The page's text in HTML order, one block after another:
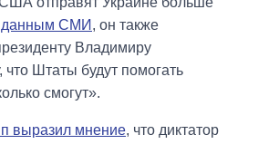
СМИ , он также
Владимиру
что Штаты будут помогать
смогут».
выразил мнение, что диктатор